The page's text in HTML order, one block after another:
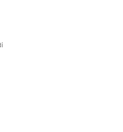
dai canali idonei. Per
un campo personalizzato in cui
basate sulla valuta di
facoltativa per
predefinita, quando si
in base alla valuta
transazione.